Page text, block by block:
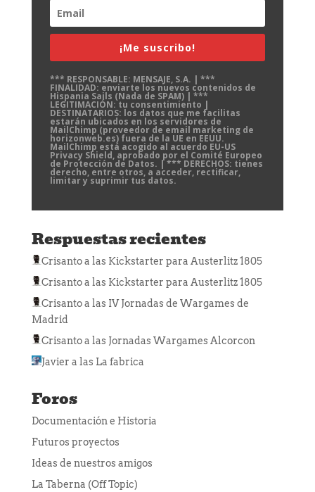
¡Me suscribo!
*** RESPONSABLE: MENSAJE, S.A. | ***
FINALIDAD: enviarte los nuevos contenidos de
Hispania Sails (Nada de SPAM) | ***
LEGITIMACIÓN: tu consentimiento |
DESTINATARIOS: los datos que me facilitas
estarán ubicados en los servidores de
MailChimp (proveedor de email marketing de
horizonweb.es) fuera de la UE en EEUU.
MailChimp está acogido al acuerdo EU-US
Privacy Shield, aprobado por el Comité Europeo
de Protección de Datos. | *** DERECHOS: tienes
derecho, entre otros, a acceder, rectificar,
limitar y suprimir tus datos.
Respuestas recientes
Crisantoa las Kickstarter para Austerlitz 1805
Crisantoa las Kickstarter para Austerlitz 1805
Crisantoa las IV Jornadas de Wargames de
Madrid
Crisantoa las Jornadas Wargames Alcorcon
Javier a las La fabrica
Foros
Documentación e Historia
Futuros proyectos
Ideas de nuestros amigos
La Taberna (Off Topic)